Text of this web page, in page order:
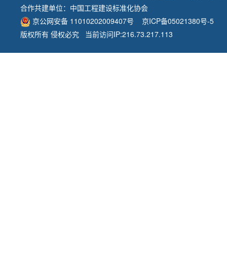
合作共建单位： 中国工程建设标准化协会
京公网安备 11010202009407号
京ICP备05021380号-5
版权所有 侵权必究 当前访问IP:216.73.217.113